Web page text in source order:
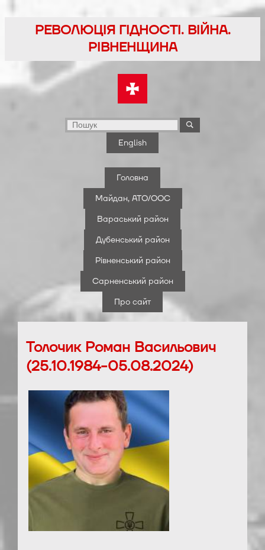
Перейти
РЕВОЛЮЦІЯ ГІДНОСТІ. ВІЙНА.
РІВНЕНЩИНА
English
Головна
Майдан, АТО/ООС
Вараський район
Дубенський район
Рівненський район
Сарненський район
Про сайт
Толочик Роман Васильович
(25.10.1984-05.08.2024)